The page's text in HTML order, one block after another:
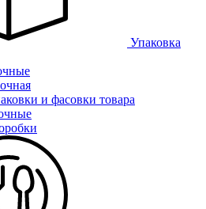
Упаковка
и фасовки товара